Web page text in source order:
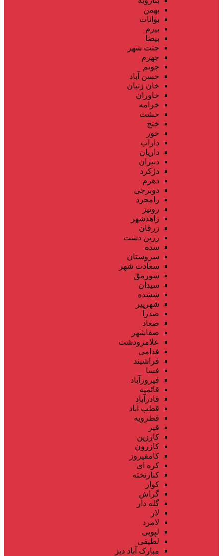
بهمن
بوانات
بیرم
بیضا
جنت شهر
جهرم
جویم
حسن آباد
خان زنیان
خاوران
خرامه
خشت
خنج
خور
داراب
داریان
دبیران
دژکرد
دهرم
دوبرجی
رامجرد
رونیز
زاهدشهر
زرقان
زرین دشت
سده
سروستان
سعادت شهر
سورمق
سیدان
ششده
شهرپیر
صدرا
صغاد
صفاشهر
علامرودشت
فدامی
فراشبند
فسا
فیروزآباد
قائمیه
قادرآباد
قطب آباد
قطرویه
قیر
کارزین
کازرون
کامفیروز
کره ای
کنارتخته
کوار
گراش
گله دار
لار
لامرد
لپویی
لطیفی
مبارک آباد دیز